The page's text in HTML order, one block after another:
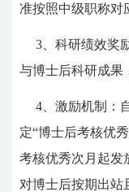
准按照中级职称对
3、科研绩效奖
与博士后科研成果
4、激励机制：
定“博士后考核优
考核优秀次月起发
对博士后按期出站